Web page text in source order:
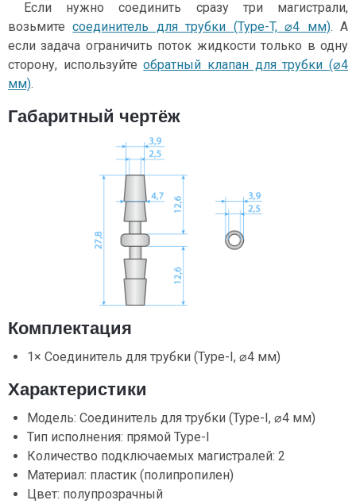
Если нужно соединить сразу три магистрали,
возьмитесоединитель для трубки (Type-T, ⌀4 мм). А
если задача ограничить поток жидкости только в одну
сторону, используйтеобратный клапан для трубки (⌀4
мм).
Габаритный чертёж
Комплектация
1× Соединитель для трубки (Type-I, ⌀4 мм)
Характеристики
Модель: Соединитель для трубки (Type-I, ⌀4 мм)
Тип исполнения: прямой Type-I
Количество подключаемых магистралей: 2
Материал: пластик (полипропилен)
Цвет: полупрозрачный